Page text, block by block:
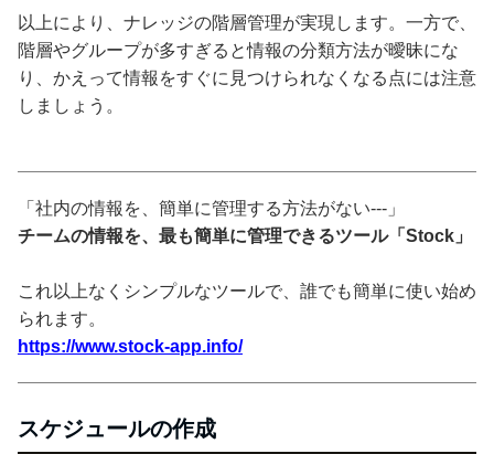
以上により、ナレッジの階層管理が実現します。一方で、
階層やグループが多すぎると情報の分類方法が曖昧にな
り、かえって情報をすぐに見つけられなくなる点には注意
しましょう。
「社内の情報を、簡単に管理する方法がない---」
チームの情報を、最も簡単に管理できるツール「Stock」
これ以上なくシンプルなツールで、誰でも簡単に使い始め
られます。
https://www.stock-app.info/
スケジュールの作成